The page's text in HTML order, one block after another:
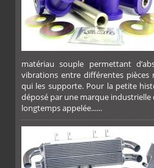
FACEBOOKTWITTERGOOGLEPINTEREST
PLUS
matériau souple permettant
vibrations entre différentes pièces
qui les supporte. Pour la petite
déposé par une marque industrielle
longtemps appelée......